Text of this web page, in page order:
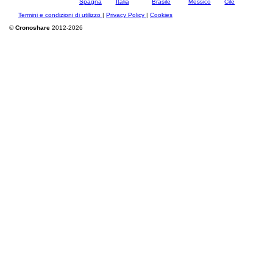
Termini e condizioni di utilizzo | Privacy Policy | Cookies
©Cronoshare 2012-2026